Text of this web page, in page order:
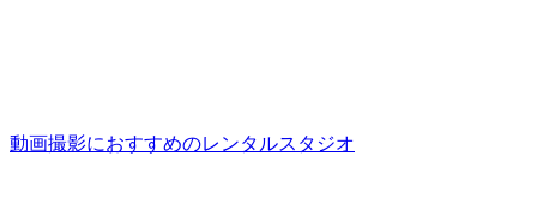
動画撮影におすすめのレンタルスタジオ